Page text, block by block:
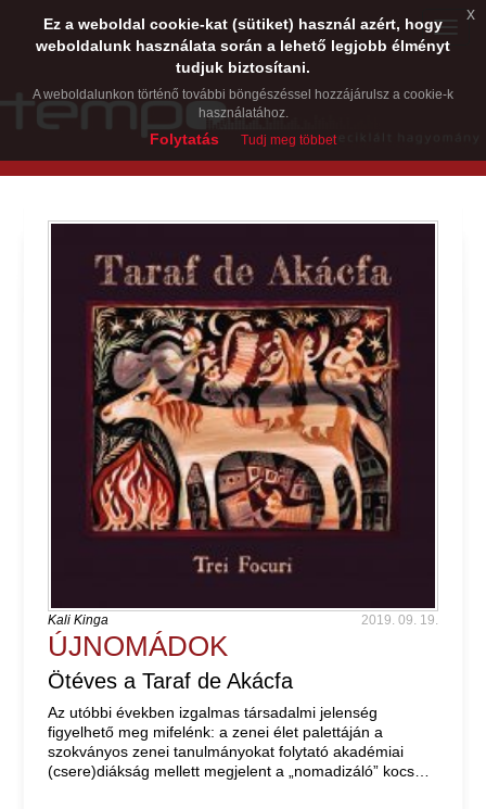
Kali Kinga 2019. 09. 19.
ÚJNOMÁDOK
Ötéves a Taraf de Akácfa
Az utóbbi években izgalmas társadalmi jelenség
figyelhető meg mifelénk: a zenei élet palettáján a
szokványos zenei tanulmányokat folytató akadémiai
(csere)diákság mellett megjelent a „nomadizáló” kocs…
Ez a weboldal cookie-kat (sütiket) használ azért, hogy
weboldalunk használata során a lehető legjobb élményt
tudjuk biztosítani.
A weboldalunkon történő további böngészéssel hozzájárulsz a cookie-k
használatához.
Folytatás Tudj meg többet
x